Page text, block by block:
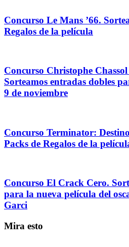
Concurso Le Mans ’66.
Regalos de la película
Concurso Christophe
Sorteamos entradas dobles
9 de noviembre
Concurso Terminator:
Packs de Regalos de la
Concurso El Crack Cero.
para la nueva película del
Garci
Mira esto